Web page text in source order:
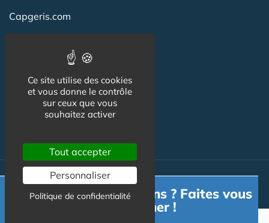
Capgeris.com
Emploi-formation-sante.com
Aidant.info
Creche-et-naissance.com
© Australis 2026 - Tous droits réservés. //
Besoin d'informations ? Faites vous
accompagner !
Ce site utilise des cookies
et vous donne le contrôle
sur ceux que vous
souhaitez activer
Tout accepter
Personnaliser
Politique de confidentialité